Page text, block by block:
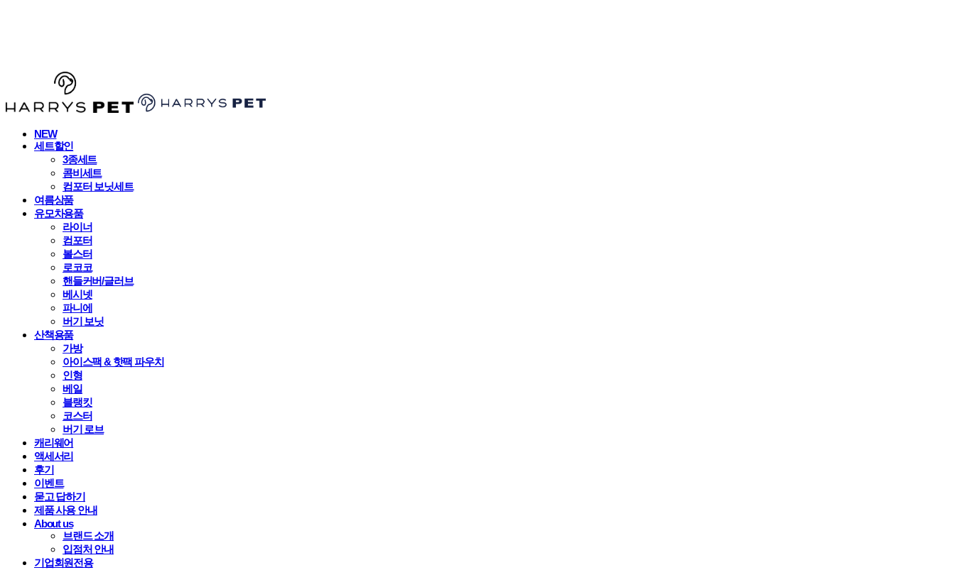
NEW
세트할인
3종세트
콤비세트
컴포터 보닛세트
여름상품
유모차용품
라이너
컴포터
볼스터
로코코
핸들커버/글러브
베시넷
파니에
버기 보닛
산책용품
가방
아이스팩 & 핫팩 파우치
인형
베일
블랭킷
코스터
버기 로브
캐리웨어
액세서리
후기
이벤트
묻고 답하기
제품 사용 안내
About us
브랜드 소개
입점처 안내
기업회원전용